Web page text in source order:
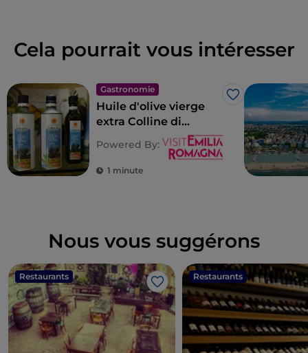
Cela pourrait vous intéresser
Gastronomie
J’aime
Huile d'olive vierge
extra Colline di
Romagna AOP
Powered By:
1 minute
Nous vous suggérons
Restaurants
J’aime
Restaurants